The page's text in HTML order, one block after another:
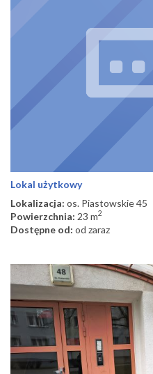
Lokal użytkowy
Lokalizacja: os. Piastowskie 45
Powierzchnia: 23 m2
Dostępne od: od zaraz